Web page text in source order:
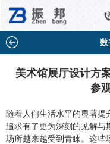
数
美术馆展厅设计方
参
随着人们生活水平的显著提
追求有了更为深刻的见解与
场所越来越受到青睐。这些